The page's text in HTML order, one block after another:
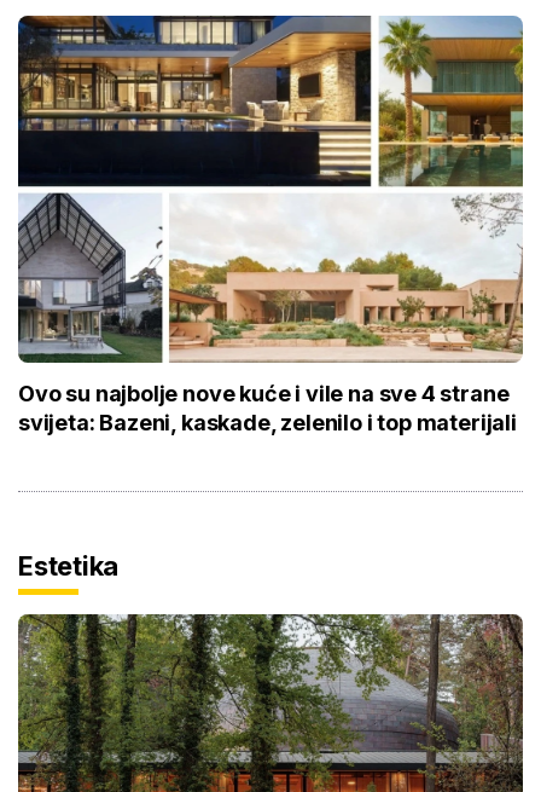
Ovo su najbolje nove kuće i vile na sve 4 strane
svijeta: Bazeni, kaskade, zelenilo i top materijali
Estetika